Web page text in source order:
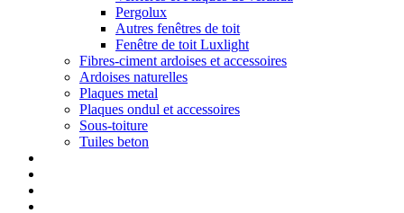
Pergolux
Autres fenêtres de toit
Fenêtre de toit Luxlight
Fibres-ciment ardoises et accessoires
Ardoises naturelles
Plaques metal
Plaques ondul et accessoires
Sous-toiture
Tuiles beton